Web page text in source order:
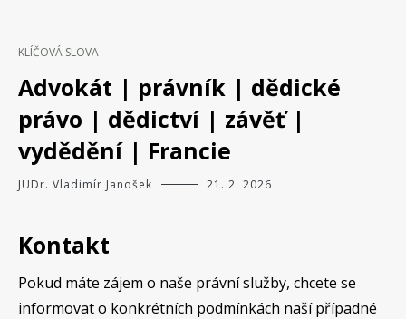
KLÍČOVÁ SLOVA
Advokát | právník | dědické
právo | dědictví | závěť |
vydědění | Francie
JUDr. Vladimír Janošek 21. 2. 2026
Kontakt
Pokud máte zájem o naše právní služby, chcete se
informovat o konkrétních podmínkách naší případné